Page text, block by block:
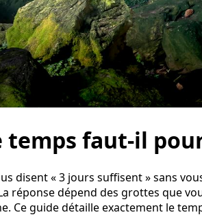
temps faut-il
disent « 3 jours suffisent » sans
réponse dépend des grottes que
Ce guide détaille exactement le